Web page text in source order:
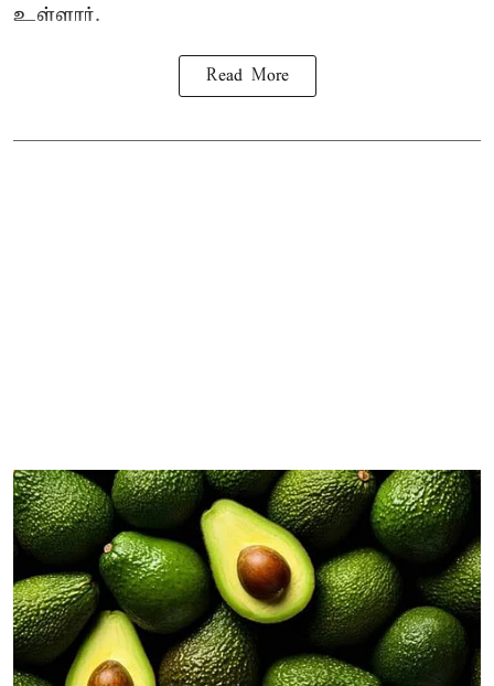
உள்ளார்.
Read More